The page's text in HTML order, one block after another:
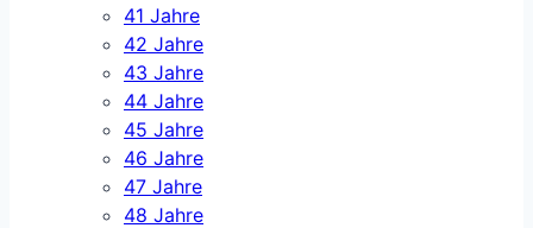
41 Jahre
42 Jahre
43 Jahre
44 Jahre
45 Jahre
46 Jahre
47 Jahre
48 Jahre